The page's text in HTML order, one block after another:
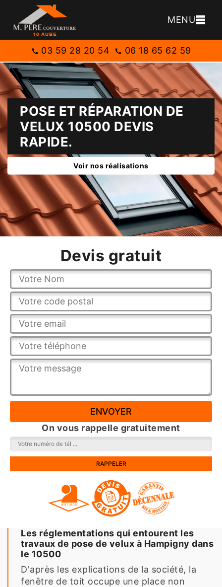
MENU
03 59 28 20 54 06 18 65 62 59
POSE ET RÉPARATION DE
VELUX 10500 DEVIS
RAPIDE.
Voir nos réalisations
Devis gratuit
On vous rappelle gratuitement
Les réglementations qui entourent les
travaux de pose de velux à Hampigny dans
le 10500
D'après les explications de la société, la
fenêtre de toit occupe une place non